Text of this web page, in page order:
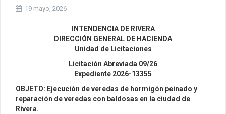
19 mayo, 2026
INTENDENCIA DE RIVERA
DIRECCIÓN GENERAL DE HACIENDA
Unidad de Licitaciones
Licitación Abreviada 09/26
Expediente 2026-13355
OBJETO: Ejecución de veredas de hormigón peinado y
reparación de veredas con baldosas en la ciudad de
Rivera.